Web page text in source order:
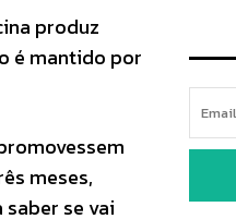
produz
é mantido por
meses,
se vai